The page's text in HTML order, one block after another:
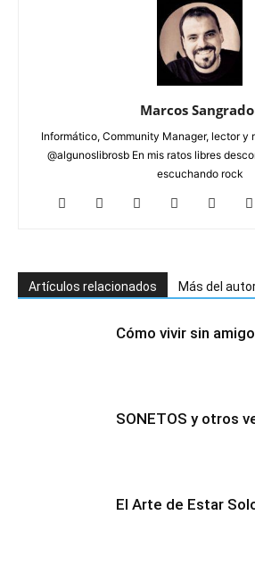
Marcos
Informático, Community Manager, lector y
@algunoslibrosb En mis ratos libres
escuchando rock
Artículos relacionados Más del
Cómo vivir sin
SONETOS y otros
El Arte de Estar